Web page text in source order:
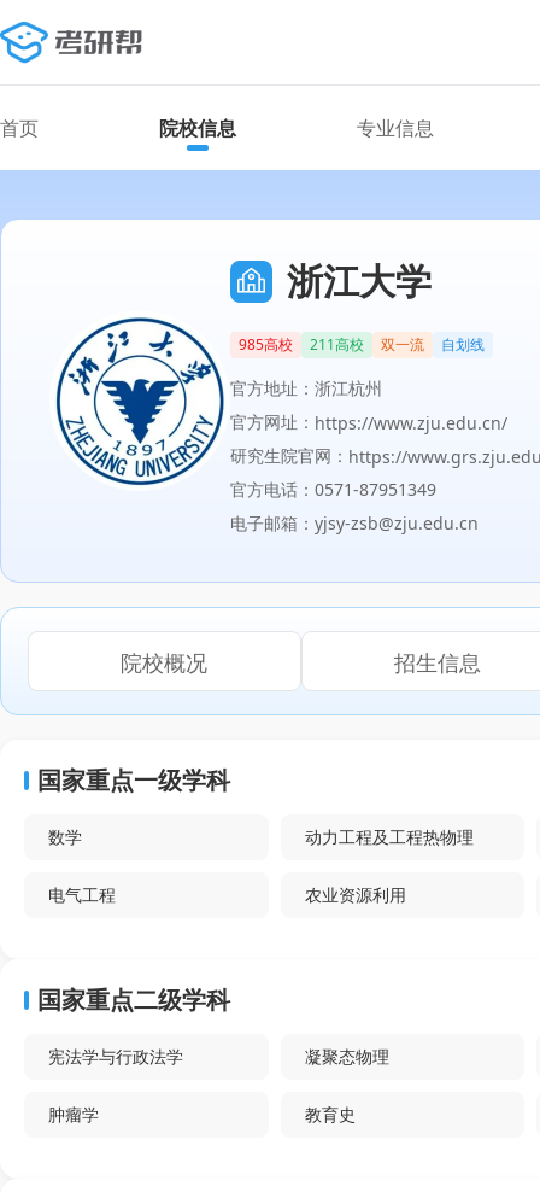
首页 院校信息 专业信息
浙江大学
985高校 211高校 双一流 自划线
官方地址：浙江杭州
官方网址： https://www.zju.edu.cn/
研究生院官网： https://
官方电话：0571-87951349
电子邮箱：yjsy-zsb@zju.edu.cn
院校概况 招生信息
国家重点一级学科
数学 动力工程及工程热物理
电气工程 农业资源利用
材料科学与工程
国家重点二级学科
宪法学与行政法学 凝聚态物理
肿瘤学 教育史